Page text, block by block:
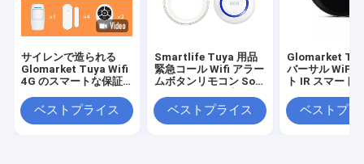
サイレンで造られる
Glomarket Tuya Wifi
4G のスマートな保証
Alexaベストプライス
Smartlife Tuya 用品
緊急コール Wifi アラー
ムボタンリモコン Sos
用
ベストプライス
Glomarket
バーサル WiFi
ト IR スマート
Alexa と連携ス
ホーム用
ベストプラ